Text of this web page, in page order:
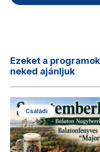
Ezeket a
neked ajánljuk
Családi